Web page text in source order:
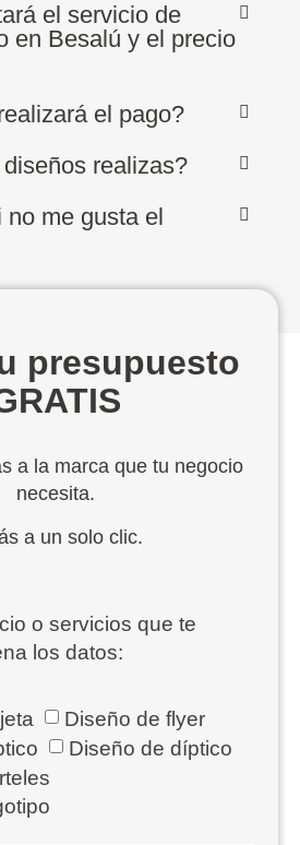
el servicio de
en Besalú y el precio
el pago?
realizas?
me gusta el
presupuesto
a la marca que tu negocio
necesita.
a un solo clic.
o servicios que te
los datos:
Diseño de flyer
Diseño de díptico